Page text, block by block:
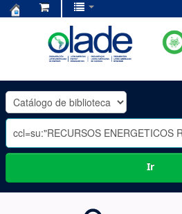
OLADE
-
Ir